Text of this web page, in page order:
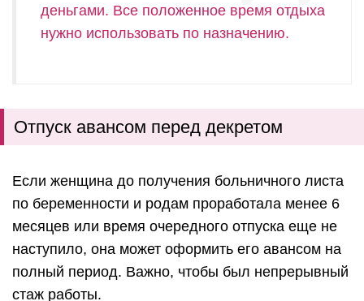
деньгами. Все положенное время отдыха
нужно использовать по назначению.
Отпуск авансом перед декретом
Если женщина до получения больничного листа
по беременности и родам проработала менее 6
месяцев или время очередного отпуска еще не
наступило, она может оформить его авансом на
полный период. Важно, чтобы был непрерывный
стаж работы.